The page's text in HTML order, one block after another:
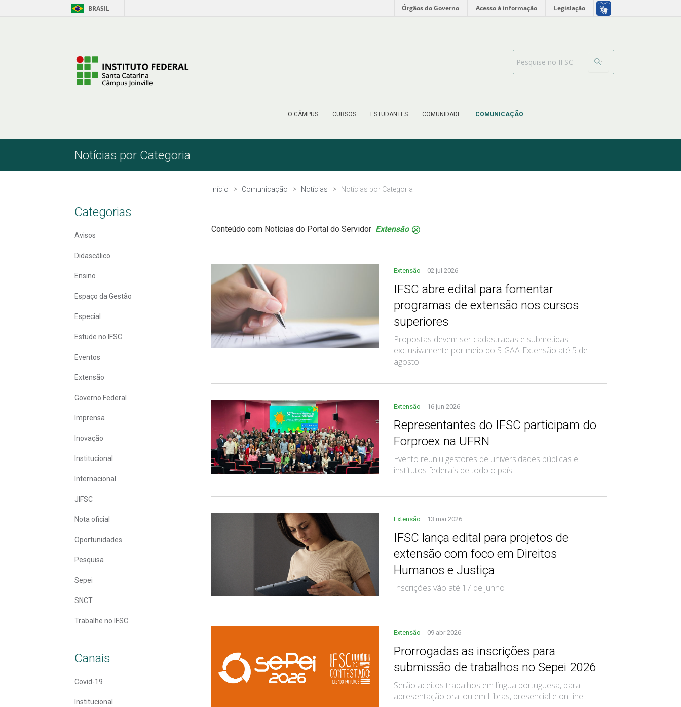
Pular para o Conteúdo BRASIL Órgãos do Governo Acesso à informação Legislação
O CÂMPUS CURSOS ESTUDANTES COMUNIDADE COMUNICAÇÃO
Barra de busca
Notícias por Categoria
Categorias
Avisos
Didascálico
Ensino
Espaço da Gestão
Especial
Estude no IFSC
Eventos
Extensão
Governo Federal
Imprensa
Inovação
Institucional
Internacional
JIFSC
Nota oficial
Oportunidades
Pesquisa
Sepei
SNCT
Trabalhe no IFSC
Canais
Covid-19
Institucional
Início Comunicação Notícias Notícias por Categoria
Conteúdo com Notícias do Portal do Servidor Extensão .
Extensão 02 jul 2026
IFSC abre edital para fomentar
programas de extensão nos cursos
superiores
Propostas devem ser cadastradas e submetidas
exclusivamente por meio do SIGAA-Extensão até 5 de
agosto
Extensão 16 jun 2026
Representantes do IFSC participam do
Forproex na UFRN
Evento reuniu gestores de universidades públicas e
institutos federais de todo o país
Extensão 13 mai 2026
IFSC lança edital para projetos de
extensão com foco em Direitos
Humanos e Justiça
Inscrições vão até 17 de junho
Extensão 09 abr 2026
Prorrogadas as inscrições para
submissão de trabalhos no Sepei 2026
Serão aceitos trabalhos em língua portuguesa, para
apresentação oral ou em Libras, presencial e on-line